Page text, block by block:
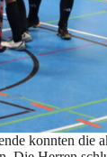
konnten die